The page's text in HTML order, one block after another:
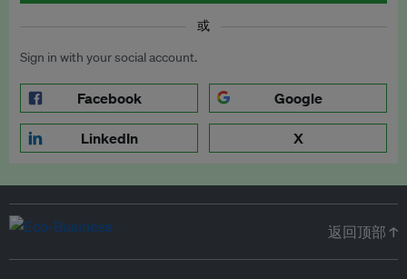
或
Sign in with your social account.
Facebook Google
LinkedIn X
返回顶部 ↑